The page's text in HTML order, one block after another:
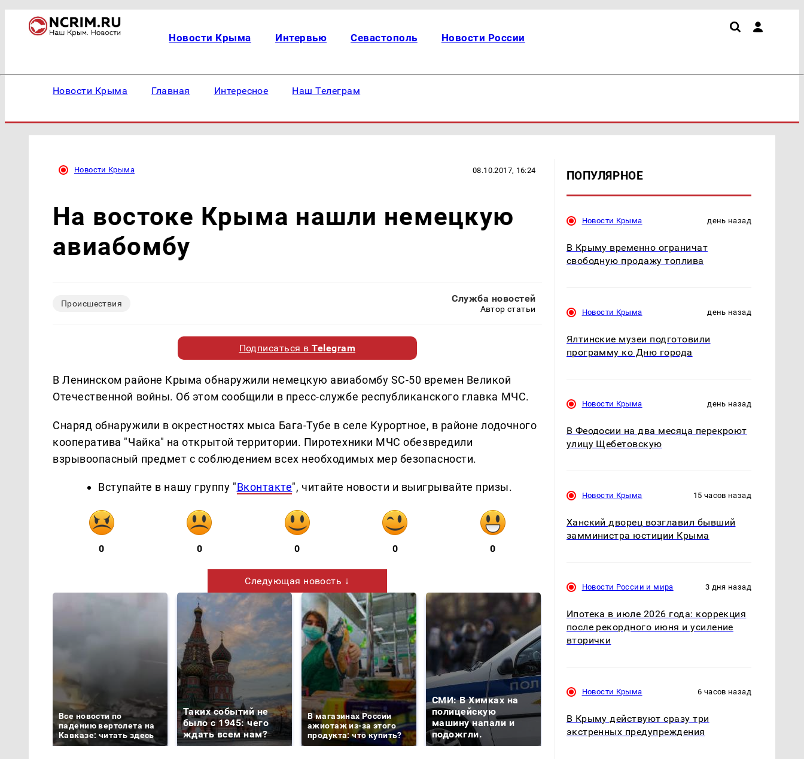
Новости Крыма Интервью Севастополь Новости России
Новости Крыма Главная Интересное Наш Телеграм
Новости Крыма 08.10.2017, 16:24
На востоке Крыма нашли немецкую
авиабомбу
Происшествия Служба новостей
Автор статьи
Подписаться вTelegram
В Ленинском районе Крыма обнаружили немецкую авиабомбу SC-50 времен Великой
Отечественной войны. Об этом сообщили в пресс-службе республиканского главка МЧС.
Снаряд обнаружили в окрестностях мыса Бага-Тубе в селе Курортное, в районе лодочного
кооператива "Чайка" на открытой территории. Пиротехники МЧС обезвредили
взрывоопасный предмет с соблюдением всех необходимых мер безопасности.
Вступайте в нашу группу "Вконтакте", читайте новости и выигрывайте призы.
0 0 0 0 0
Следующая новость ↓
Все новости по
падению вертолета на
Кавказе: читать здесь
Таких событий не
было с 1945: чего
ждать всем нам?
В магазинах России
ажиотаж из-за этого
продукта: что купить?
СМИ: В Химках на
полицейскую
машину напали и
подожгли.
президентов США и
России: Европа?
никто не ждал: как
так?!
ПОПУЛЯРНОЕ
Новости Крыма день назад
В Крыму временно ограничат
свободную продажу топлива
Новости Крыма день назад
Ялтинские музеи подготовили
программу ко Дню города
Новости Крыма день назад
В Феодосии на два месяца перекроют
улицу Щебетовскую
Новости Крыма 15 часов назад
Ханский дворец возглавил бывший
замминистра юстиции Крыма
Новости России и мира 3 дня назад
Ипотека в июле 2026 года: коррекция
после рекордного июня и усиление
вторички
Новости Крыма 6 часов назад
В Крыму действуют сразу три
экстренных предупреждения